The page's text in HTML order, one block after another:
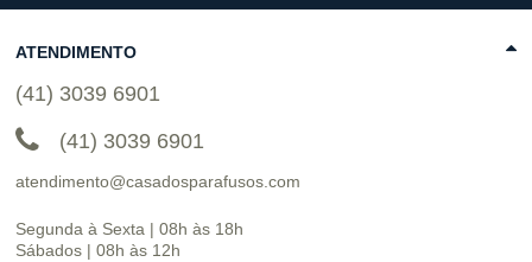
ATENDIMENTO
(41) 3039 6901
(41) 3039 6901
atendimento@casadosparafusos.com
Segunda à Sexta | 08h às 18h
Sábados | 08h às 12h